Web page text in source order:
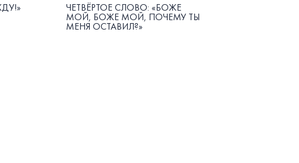
ЧЕТВЁРТОЕ СЛОВО: «БОЖЕ
МОЙ, БОЖЕ МОЙ, ПОЧЕМУ ТЫ
МЕНЯ ОСТАВИЛ?»